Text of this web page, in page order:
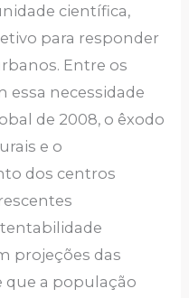
científica,
para responder
Entre os
essa necessidade
de 2008, o êxodo
e o
dos centros
projeções das
que a população